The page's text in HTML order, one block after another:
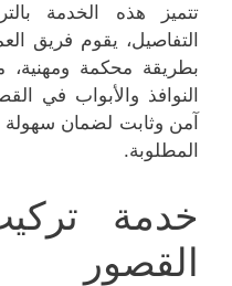
تتميز هذه الخدمة
التفاصيل، يقوم فريق
بطريقة محكمة ومهنية،
النوافذ والأبواب في
آمن وثابت لضمان سهولة
المطلوبة.
خدمة
القصور